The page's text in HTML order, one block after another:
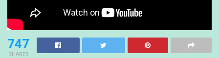
747
SHARES